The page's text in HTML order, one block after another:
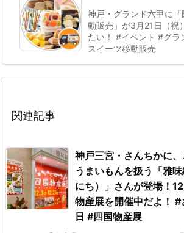
神戸・グランド六甲に
動販売」が3月21日（祝
たい！ #イベント #グラ
スイーツ移動販売
関連記事
神戸三宮・さんちかに
うまいもんを扱う「雅
にち）」さんが登場！
物産展を開催中だよ！
日 #四国物産展